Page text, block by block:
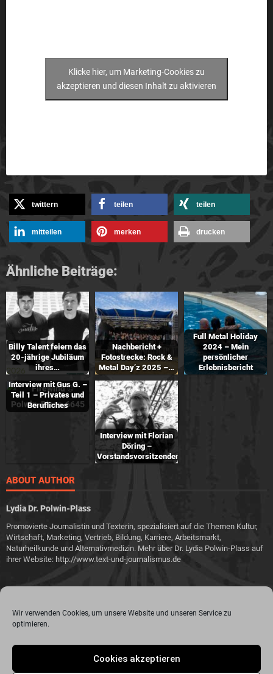
Wir verwenden Cookies, um unsere Website und unseren Service zu
optimieren.
Cookies akzeptieren
Klicke hier, um Marketing-Cookies zu
akzeptieren und diesen Inhalt zu aktivieren
twittern teilen teilen
mitteilen merken drucken
Ähnliche Beiträge:
Billy Talent feiern das
20-jährige Jubiläum
ihres…
Nachbericht +
Fotostrecke: Rock &
Metal Day’z 2025 –…
Full Metal Holiday
2024 – Mein
persönlicher
Erlebnisbericht
Interview mit Gus G. –
Teil 1 – Privates und
Berufliches
Interview mit Florian
Döring –
Vorstandsvorsitzender…
ABOUT AUTHOR
Lydia Dr. Polwin-Plass
Promovierte Journalistin und Texterin, spezialisiert auf die Themen Kultur,
Wirtschaft, Marketing, Vertrieb, Bildung, Karriere, Arbeitsmarkt,
Naturheilkunde und Alternativmedizin. Mehr über Dr. Lydia Polwin-Plass auf
ihrer Website: http://www.text-und-journalismus.de
Unterstützung von the surface new media gmbh